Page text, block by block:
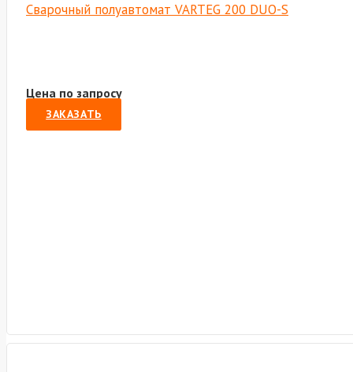
Сварочный полуавтомат VARTEG 200 DUO-S
Цена по запросу
ЗАКАЗАТЬ